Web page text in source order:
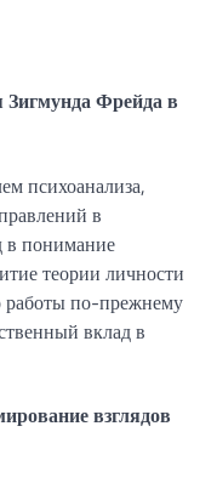
Фрейда в
психоанализа,
в
в понимание
теории личности
работы по-прежнему
вклад в
взглядов